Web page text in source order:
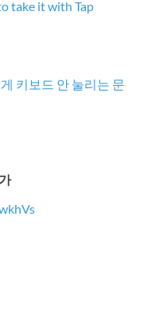
take it with Tap
키보드 안 눌리는 문